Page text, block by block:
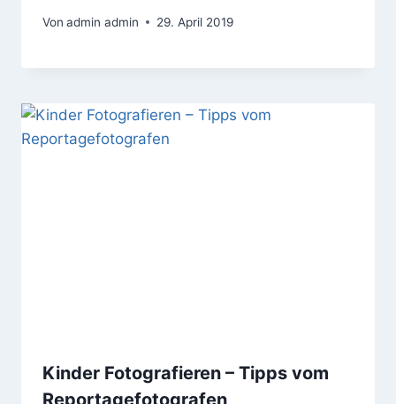
Von admin admin 29. April 2019
Kinder Fotografieren – Tipps vom